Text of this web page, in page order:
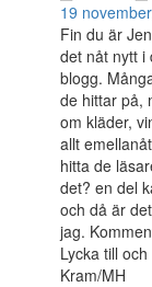
19
Fin du är
det nåt nytt i
blogg.
de hittar på,
om kläder,
allt
hitta de
det? en del
och då är
jag.
Lycka till
Kram/MH